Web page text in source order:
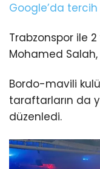
Google’da
Trabzonspor ile
Mohamed Salah,
Bordo-mavili
taraftarların da
düzenledi.